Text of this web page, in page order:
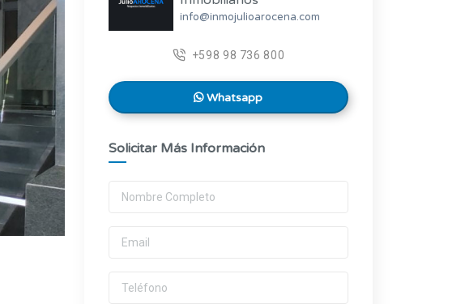
info@inmojulioarocena.com
+598 98 736 800
Whatsapp
Solicitar Más Información